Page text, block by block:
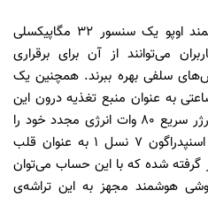
روی پنل جلویی این گوشی هوشمند اوپو یک سنسور ۳۲ مگاپیکسلی
می‌توانند از آن برای برقراری
سلفی بهره ببرند. همچنین یک
میلی‌آمپر ساعتی به عنوان منبع تغذیه درون این
گوشی قرار خواهد گرفت که با شارژر سریع ۸۰ وات انرژی مجدد خود را
بدست می‌آورد. گفته می‌شود که اسنپدراگون ۷ نسل ۱ به عنوان قلب
شده که با این حساب می‌توان
اولین گوشی هوشمند مجهز به این تراشه‌ی